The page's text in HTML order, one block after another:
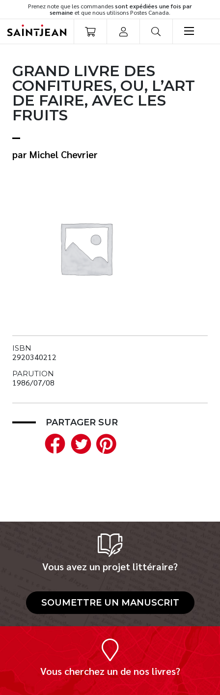
Prenez note que les commandessont expédiées une fois par
semaine et que nous utilisons Postes Canada.
Romans
Cuisine
Développement personnel
Littérature jeunesse
Culture générale
Meilleurs vendeurs
À PROPOS
CONTACT
GRAND LIVRE DES
CONFITURES, OU, L’ART
DE FAIRE, AVEC LES
FRUITS
Michel Chevrier
ISBN
2920340212
PARUTION
1986/07/08
PARTAGER SUR
Facebook
Twitter
Vous avez un projet littéraire?
SOUMETTRE UN MANUSCRIT
Vous cherchez un de nos livres?